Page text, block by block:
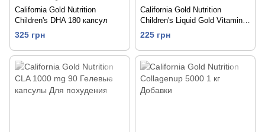
California Gold Nutrition
Children's DHA 180 капсул
325 грн
California Gold Nutrition
Children's Liquid Gold Vitamin C
118 ml
225 грн